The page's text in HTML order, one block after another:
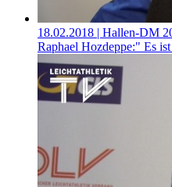
18.02.2018 | Hallen-DM
Raphael Hozdeppe:" Es